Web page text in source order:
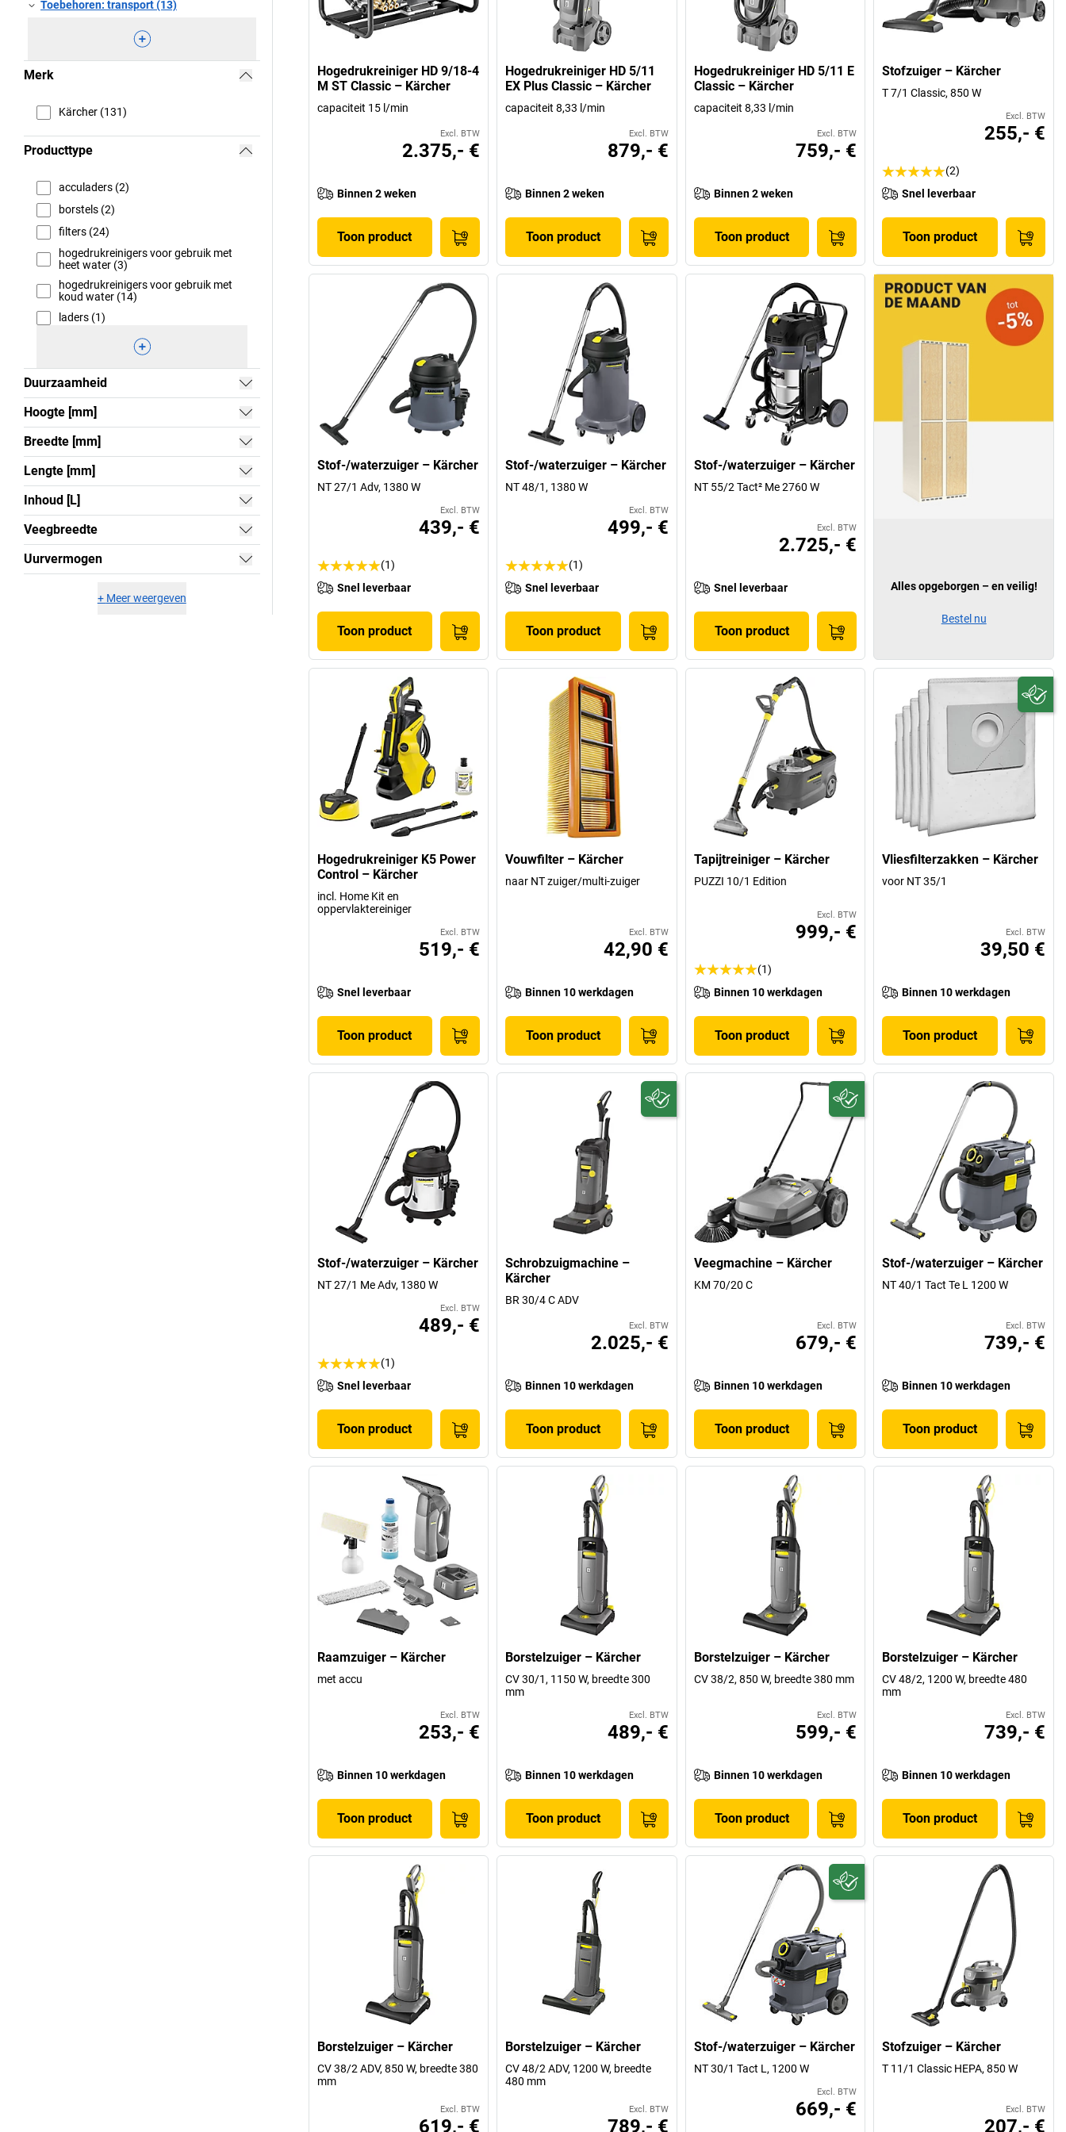
Toebehoren: transport (13)
Merk
Kärcher (131)
Producttype
acculaders (2)
borstels (2)
filters (24)
hogedrukreinigers voor gebruik met
heet water (3)
hogedrukreinigers voor gebruik met
koud water (14)
laders (1)
Duurzaamheid
Hoogte [mm]
Breedte [mm]
Lengte [mm]
Inhoud [L]
Veegbreedte
Uurvermogen
+ Meer weergeven
Hogedrukreiniger HD 9/18-4
M ST Classic – Kärcher
capaciteit 15 l/min
Excl. BTW
2.375,- €
Binnen 2 weken
Toon product
Hogedrukreiniger HD 5/11
EX Plus Classic – Kärcher
capaciteit 8,33 l/min
Excl. BTW
879,- €
Binnen 2 weken
Toon product
Hogedrukreiniger HD 5/11 E
Classic – Kärcher
capaciteit 8,33 l/min
Excl. BTW
759,- €
Binnen 2 weken
Toon product
Stofzuiger – Kärcher
T 7/1 Classic, 850 W
Excl. BTW
255,- €
(2)
Snel leverbaar
Toon product
Stof-/waterzuiger – Kärcher
NT 27/1 Adv, 1380 W
Excl. BTW
439,- €
(1)
Snel leverbaar
Toon product
Stof-/waterzuiger – Kärcher
NT 48/1, 1380 W
Excl. BTW
499,- €
(1)
Snel leverbaar
Toon product
Stof-/waterzuiger – Kärcher
NT 55/2 Tact² Me 2760 W
Excl. BTW
2.725,- €
Snel leverbaar
Toon product
Hogedrukreiniger K5 Power
Control – Kärcher
incl. Home Kit en
oppervlaktereiniger
Excl. BTW
519,- €
Snel leverbaar
Toon product
Vouwfilter – Kärcher
naar NT zuiger/multi-zuiger
Excl. BTW
42,90 €
Binnen 10 werkdagen
Toon product
Tapijtreiniger – Kärcher
PUZZI 10/1 Edition
Excl. BTW
999,- €
(1)
Binnen 10 werkdagen
Toon product
Vliesfilterzakken – Kärcher
voor NT 35/1
Excl. BTW
39,50 €
Binnen 10 werkdagen
Toon product
Stof-/waterzuiger – Kärcher
NT 27/1 Me Adv, 1380 W
Excl. BTW
489,- €
(1)
Snel leverbaar
Toon product
Schrobzuigmachine –
Kärcher
BR 30/4 C ADV
Excl. BTW
2.025,- €
Binnen 10 werkdagen
Toon product
Veegmachine – Kärcher
KM 70/20 C
Excl. BTW
679,- €
Binnen 10 werkdagen
Toon product
Stof-/waterzuiger – Kärcher
NT 40/1 Tact Te L 1200 W
Excl. BTW
739,- €
Binnen 10 werkdagen
Toon product
Raamzuiger – Kärcher
met accu
Excl. BTW
253,- €
Binnen 10 werkdagen
Toon product
Borstelzuiger – Kärcher
CV 30/1, 1150 W, breedte 300
mm
Excl. BTW
489,- €
Binnen 10 werkdagen
Toon product
Borstelzuiger – Kärcher
CV 38/2, 850 W, breedte 380 mm
Excl. BTW
599,- €
Binnen 10 werkdagen
Toon product
Borstelzuiger – Kärcher
CV 48/2, 1200 W, breedte 480
mm
Excl. BTW
739,- €
Binnen 10 werkdagen
Toon product
Borstelzuiger – Kärcher
CV 38/2 ADV, 850 W, breedte 380
mm
Excl. BTW
619,- €
Borstelzuiger – Kärcher
CV 48/2 ADV, 1200 W, breedte
480 mm
Excl. BTW
789,- €
Stof-/waterzuiger – Kärcher
NT 30/1 Tact L, 1200 W
Excl. BTW
669,- €
Stofzuiger – Kärcher
T 11/1 Classic HEPA, 850 W
Excl. BTW
207,- €
Alles opgeborgen – en veilig!
Bestel nu